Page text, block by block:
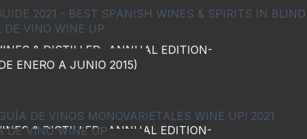
2021 - BEST SPANISH WINES & SPIRITS IN
DE VINO WINE UP
DE VINOS MONOVARIETALES WINE UP! 2021
DE VINO WINE UP
& DISTILLED -ANNUAL EDITION-
ENERO A JUNIO 2015)
& DISTILLED -ANNUAL EDITION-